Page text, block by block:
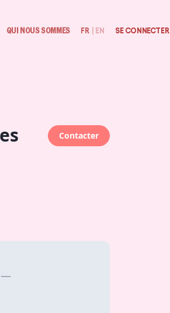
QUI NOUS SOMMES FR EN SE CONNECTER
Contacter
—